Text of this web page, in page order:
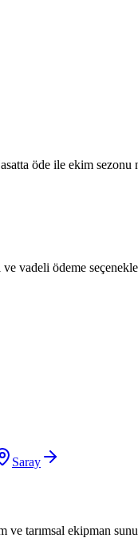
öde ile ekim sezonu
vadeli ödeme
Saray
tarımsal ekipman